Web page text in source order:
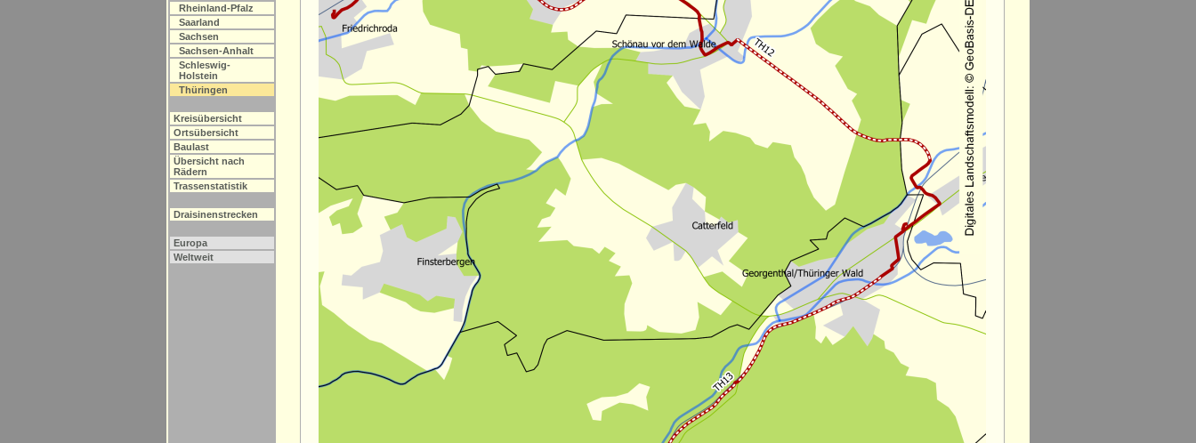
Rheinland-Pfalz
Saarland
Sachsen
Sachsen-Anhalt
Schleswig-
Holstein
Thüringen
Kreisübersicht
Ortsübersicht
Baulast
Übersicht nach
Rädern
Trassenstatistik
Draisinenstrecken
Europa
Weltweit